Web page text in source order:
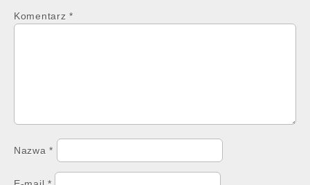
Komentarz *
Nazwa*